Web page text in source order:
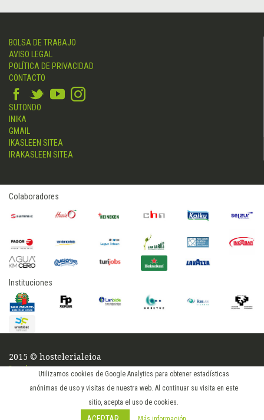
Utilizamos cookies de Google Analytics para obtener estadísticas
anónimas de uso y visitas de nuestra web. Al continuar su visita en este
sitio, acepta el uso de cookies.
BOLSA DE TRABAJO
AVISO LEGAL
POLÍTICA DE PRIVACIDAD
CONTACTO
SUTONDO
INIKA
GMAIL
IKASLEEN SITEA
IRAKASLEEN SITEA
Colaboradores
Instituciones
2015 © hostelerialeioa
Log in